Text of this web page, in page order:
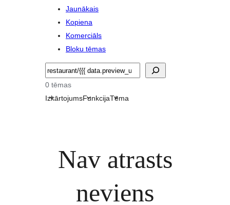
Jaunākais
Kopiena
Komerciāls
Bloku tēmas
Meklēt
0 tēmas
IzkārtojumsFunkcijaTēma
Nav atrasts
neviens